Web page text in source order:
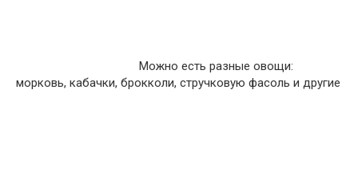
Можно есть разные овощи:
морковь, кабачки, брокколи, стручковую фасоль и другие